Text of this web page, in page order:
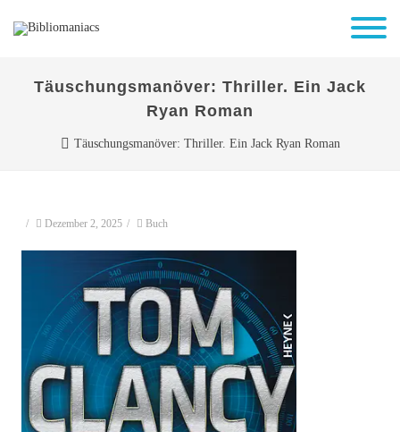
Täuschungsmanöver: Thriller. Ein Jack
Ryan Roman
Täuschungsmanöver: Thriller. Ein Jack Ryan Roman
/ Dezember 2, 2025 / Buch